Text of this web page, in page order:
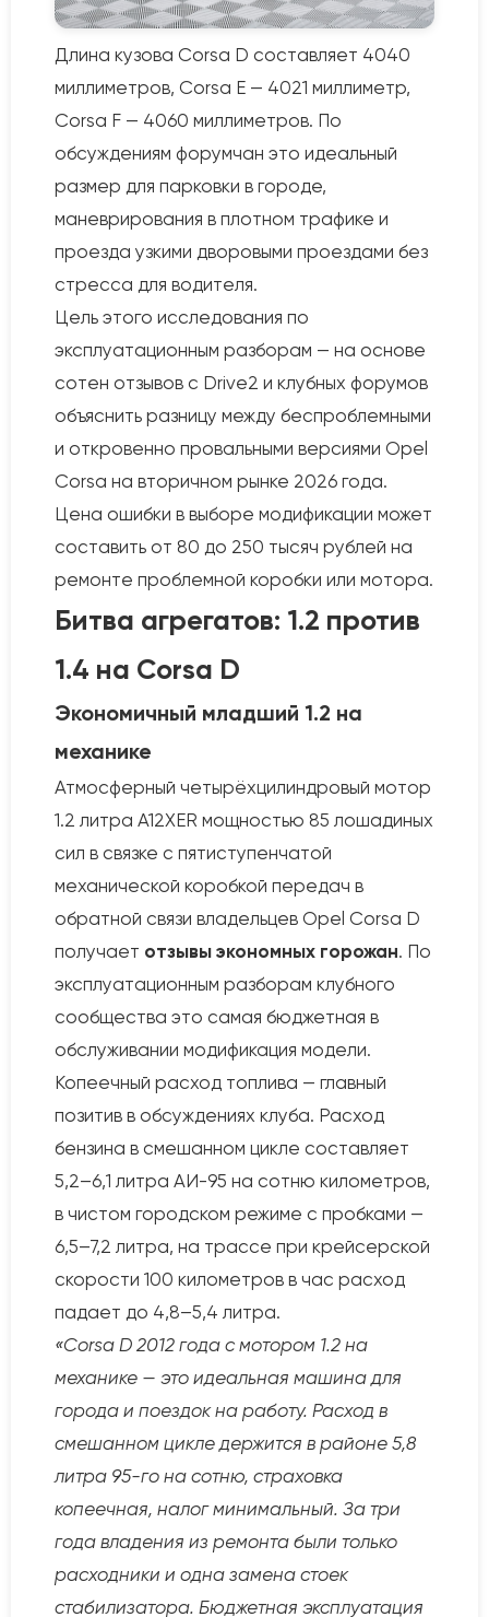
Длина кузова Corsa D составляет 4040
миллиметров, Corsa E — 4021 миллиметр,
Corsa F — 4060 миллиметров. По
обсуждениям форумчан это идеальный
размер для парковки в городе,
маневрирования в плотном трафике и
проезда узкими дворовыми проездами без
стресса для водителя.
Цель этого исследования по
эксплуатационным разборам — на основе
сотен отзывов с Drive2 и клубных форумов
объяснить разницу между беспроблемными
и откровенно провальными версиями Opel
Corsa на вторичном рынке 2026 года.
Цена ошибки в выборе модификации может
составить от 80 до 250 тысяч рублей на
ремонте проблемной коробки или мотора.
Битва агрегатов: 1.2 против
1.4 на Corsa D
Экономичный младший 1.2 на
механике
Атмосферный четырёхцилиндровый мотор
1.2 литра A12XER мощностью 85 лошадиных
сил в связке с пятиступенчатой
механической коробкой передач в
обратной связи владельцев Opel Corsa D
получает отзывы экономных горожан. По
эксплуатационным разборам клубного
сообщества это самая бюджетная в
обслуживании модификация модели.
Копеечный расход топлива — главный
позитив в обсуждениях клуба. Расход
бензина в смешанном цикле составляет
5,2–6,1 литра АИ-95 на сотню километров,
в чистом городском режиме с пробками —
6,5–7,2 литра, на трассе при крейсерской
скорости 100 километров в час расход
падает до 4,8–5,4 литра.
«Corsa D 2012 года с мотором 1.2 на
механике — это идеальная машина для
города и поездок на работу. Расход в
смешанном цикле держится в районе 5,8
литра 95-го на сотню, страховка
копеечная, налог минимальный. За три
года владения из ремонта были только
расходники и одна замена стоек
стабилизатора. Бюджетная эксплуатация